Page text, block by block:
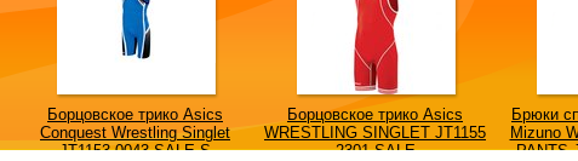
Борцовское трико Asics
Conquest Wrestling Singlet
JT1153 0043-SALE-S
Борцовское трико Asics
WRESTLING SINGLET JT1155
2301-SALE
Брюки
Mizuno
PANTS